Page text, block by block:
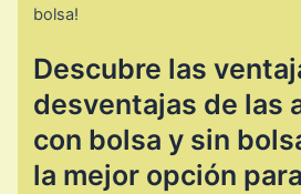
bolsa!
Descubre las
desventajas de las
con bolsa y sin
la mejor opción